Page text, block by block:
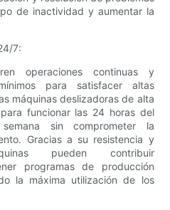
de inactividad y aumentar la
7:
operaciones continuas y
para satisfacer altas
máquinas deslizadoras de alta
funcionar las 24 horas del
sin comprometer la
Gracias a su resistencia y
pueden contribuir
programas de producción
la máxima utilización de los